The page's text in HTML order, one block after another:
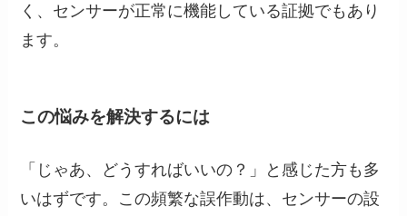
く、センサーが正常に機能している証拠でもあり
ます。
この悩みを解決するには
「じゃあ、どうすればいいの？」と感じた方も多
いはずです。この頻繁な誤作動は、センサーの設